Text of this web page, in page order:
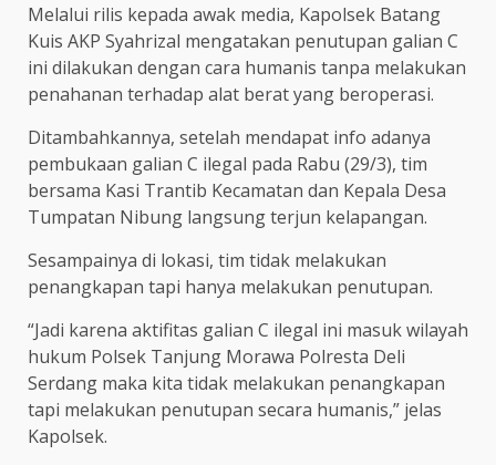
Melalui rilis kepada awak media, Kapolsek Batang
Kuis AKP Syahrizal mengatakan penutupan galian C
ini dilakukan dengan cara humanis tanpa melakukan
penahanan terhadap alat berat yang beroperasi.
Ditambahkannya, setelah mendapat info adanya
pembukaan galian C ilegal pada Rabu (29/3), tim
bersama Kasi Trantib Kecamatan dan Kepala Desa
Tumpatan Nibung langsung terjun kelapangan.
Sesampainya di lokasi, tim tidak melakukan
penangkapan tapi hanya melakukan penutupan.
“Jadi karena aktifitas galian C ilegal ini masuk wilayah
hukum Polsek Tanjung Morawa Polresta Deli
Serdang maka kita tidak melakukan penangkapan
tapi melakukan penutupan secara humanis,” jelas
Kapolsek.